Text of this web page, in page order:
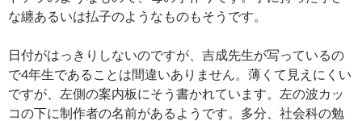
な纏あるいは払子のようなものもそうです。
日付がはっきりしないのですが、吉成先生が写っているの
で4年生であることは間違いありません。薄くて見えにくい
ですが、左側の案内板にそう書かれています。左の波カッ
コの下に制作者の名前があるようです。多分、社会科の勉